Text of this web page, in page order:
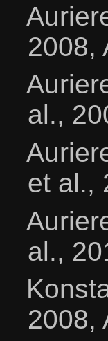
Auriе
2008,
Auriе
al.,
Auriе
et al.,
Auriе
al.,
2008,